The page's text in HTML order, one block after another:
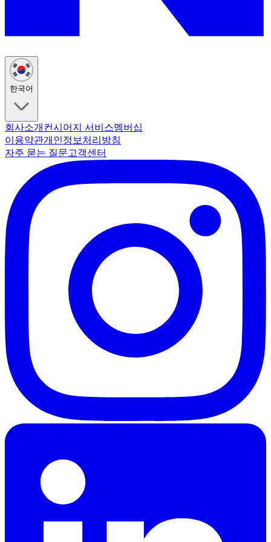
한국어
회사소개 컨시어지 서비스멤버십
이용약관개인정보처리방침
자주 묻는 질문고객센터